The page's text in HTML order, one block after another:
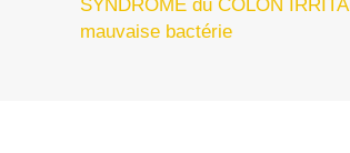
SYNDROME du CÔLON
mauvaise bactérie